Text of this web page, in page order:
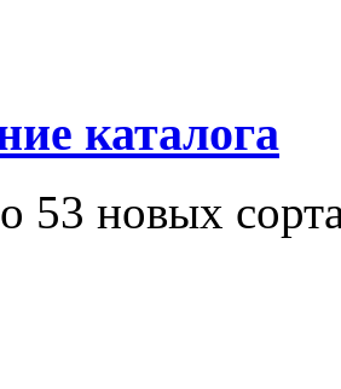
каталога
53 новых